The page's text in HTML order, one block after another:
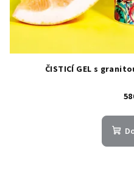
ČISTICÍ GEL s